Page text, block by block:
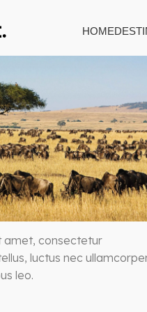
HOME
amet, consectetur
luctus nec
leo.